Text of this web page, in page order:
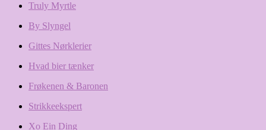
Truly Myrtle
By Slyngel
Gittes Nørklerier
Hvad bier tænker
Frøkenen & Baronen
Strikkeekspert
Xo Ein Ding